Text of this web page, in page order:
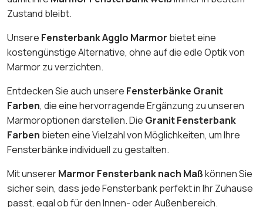
Zustand bleibt.
Unsere Fensterbank Agglo Marmor bietet eine
kostengünstige Alternative, ohne auf die edle Optik von
Marmor zu verzichten.
Entdecken Sie auch unsere Fensterbänke Granit
Farben, die eine hervorragende Ergänzung zu unseren
Marmoroptionen darstellen. Die Granit Fensterbank
Farben bieten eine Vielzahl von Möglichkeiten, um Ihre
Fensterbänke individuell zu gestalten.
Mit unsererMarmor Fensterbank nach Maßkönnen Sie
sicher sein, dass jede Fensterbank perfekt in Ihr Zuhause
passt, egal ob für den Innen- oder Außenbereich.